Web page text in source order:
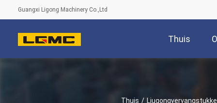
Guangxi Ligong Machinery Co.,Ltd
Thuis
Thuis /